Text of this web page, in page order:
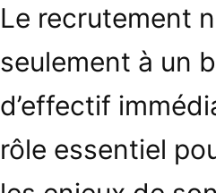
Le recrutement
seulement à un
d’effectif
rôle essentiel